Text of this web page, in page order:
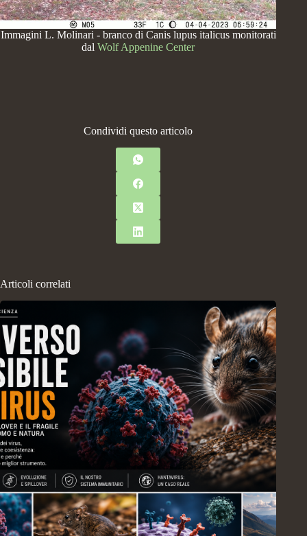
Immagini L. Molinari - branco di Canis lupus italicus monitorati
dalWolf Appenine Center
Condividi questo articolo
Articoli correlati